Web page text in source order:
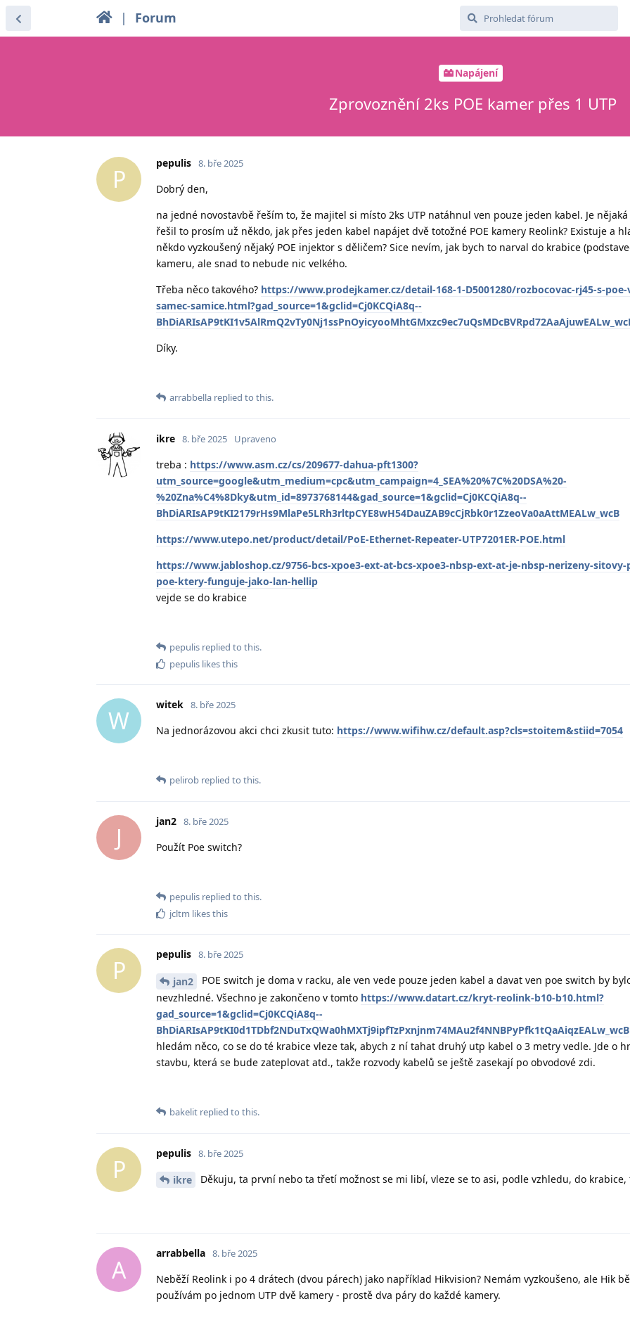
| Forum
Napájení
Zprovoznění 2ks POE kamer přes 1 UTP
P
pepulis 8. bře 2025
Dobrý den,
na jedné novostavbě řeším to, že majitel si místo 2ks UTP natáhnul ven pouze jeden kabel. Je
řešil to prosím už někdo, jak přes jeden kabel napájet dvě totožné POE kamery Reolink? Existuje a
někdo vyzkoušený nějaký POE injektor s děličem? Sice nevím, jak bych to narval do krabice
kameru, ale snad to nebude nic velkého.
Třeba něco takového? https://www.prodejkamer.cz/detail-168-1-D5001280/rozbocovac-rj45-s-
samec-samice.html?gad_source=1&gclid=Cj0KCQiA8q--
Díky.
arrabbella replied to this.
ikre 8. bře 2025 Upraveno
treba : https://www.asm.cz/cs/209677-dahua-pft1300?
utm_source=google&utm_medium=cpc&utm_campaign=4_SEA%20%7C%20DSA%20-
%20Zna%C4%8Dky&utm_id=8973768144&gad_source=1&gclid=Cj0KCQiA8q--
BhDiARIsAP9tKI2179rHs9MlaPe5LRh3rltpCYE8wH54DauZAB9cCjRbk0r1ZzeoVa0aAttMEALw_wcB
https://www.utepo.net/product/detail/PoE-Ethernet-Repeater-UTP7201ER-POE.html
https://www.jabloshop.cz/9756-bcs-xpoe3-ext-at-bcs-xpoe3-nbsp-ext-at-je-nbsp-nerizeny-sitovy-
poe-ktery-funguje-jako-lan-hellip
vejde se do krabice
pepulis replied to this.
pepulis likes this
W
witek 8. bře 2025
Na jednorázovou akci chci zkusit tuto: https://www.wifihw.cz/default.asp?cls=stoitem&stiid=7054
pelirob replied to this.
J
jan2 8. bře 2025
Použít Poe switch?
pepulis replied to this.
jcltm likes this
P
pepulis 8. bře 2025
jan2
POE switch je doma v racku, ale ven vede pouze jeden kabel a davat ven poe switch by
nevzhledné. Všechno je zakončeno v tomto https://www.datart.cz/kryt-reolink-b10-b10.html?
gad_source=1&gclid=Cj0KCQiA8q--
BhDiARIsAP9tKI0d1TDbf2NDuTxQWa0hMXTj9ipfTzPxnjnm74MAu2f4NNBPyPfk1tQaAiqzEALw_wcB
hledám něco, co se do té krabice vleze tak, abych z ní tahat druhý utp kabel o 3 metry vedle. Jde o
stavbu, která se bude zateplovat atd., takže rozvody kabelů se ještě zasekají po obvodové zdi.
bakelit replied to this.
P
pepulis 8. bře 2025
ikre Děkuju, ta první nebo ta třetí možnost se mi libí, vleze se to asi, podle vzhledu, do krabice,
A
arrabbella 8. bře 2025
Neběží Reolink i po 4 drátech (dvou párech) jako například Hikvision? Nemám vyzkoušeno, ale Hik
používám po jednom UTP dvě kamery - prostě dva páry do každé kamery.